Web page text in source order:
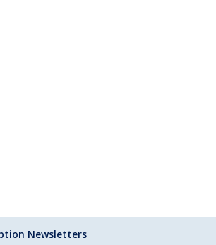
Newsletters